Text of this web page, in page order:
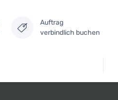
Auftrag
verbindlich buchen